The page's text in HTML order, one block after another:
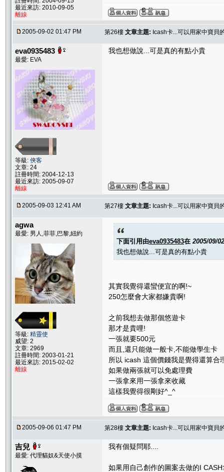
最近來訪: 2010-09-05
離線
2005-09-02 01:47 PM 第26樓 文章主題: Icash卡...可以用家中寶貝
eva0935483
最愛: EVA
等級: 俠客
文章: 24
註冊時間: 2004-12-13
最近來訪: 2005-09-07
離線
我也想做說...可是真的有點小貴
2005-09-03 12:41 AM 第27樓 文章主題: Icash卡...可以用家中寶貝
agwa
最愛: 男人,菲菲,巴黎,紐約
等級: 精靈使
威望: 2
文章: 2969
註冊時間: 2003-01-21
最近來訪: 2015-02-02
離線
下面引用由eva0935483在 2005/09/
我也想做說...可是真的有點小貴
其實我覺得還蠻便宜的啊!~
250怎麼會大家都嫌貴啊!
之前我想去做那個悠遊卡
那才是貴哩!
一張就要500元
而且,還只能做一般卡,不能做學生卡
所以 icash 這個價錢我是覺得還算合
如果做兩張就可以免處理費
一張拿來用一張拿來收藏
這樣我覺得很剛好^_^
2005-09-06 01:47 PM 第28樓 文章主題: Icash卡...可以用家中寶貝
吉兒
最愛: 代理貓奴&天使小摸
我有個疑問耶....
如果用自己創作的圖案去做的I